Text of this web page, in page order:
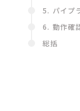
5. パイプ
6. 動作確
総括